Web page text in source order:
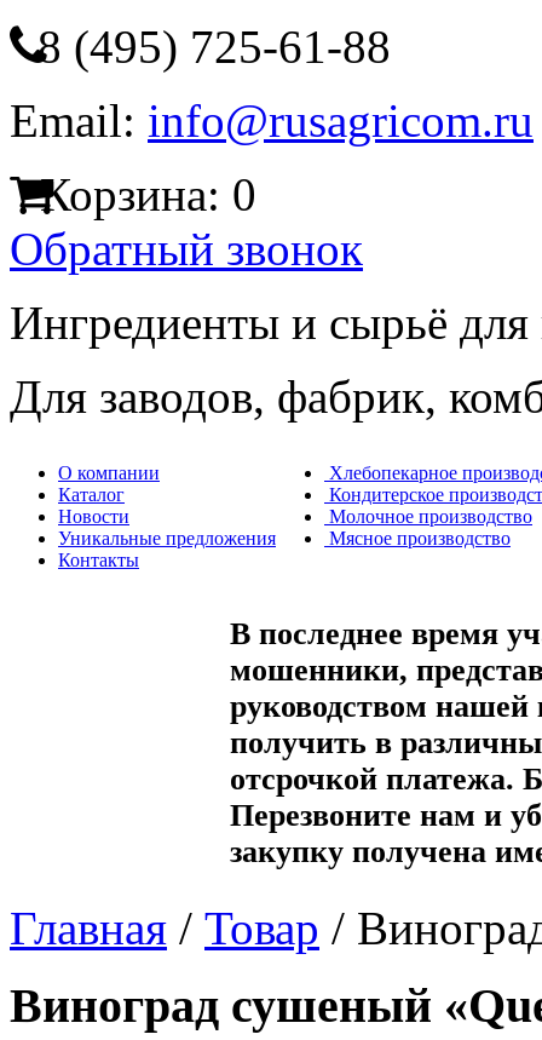
8 (495) 725-61-88
Email: info@rusagricom.ru
Корзина: 0
Обратный звонок
Ингредиенты и сырьё для
Для заводов, фабрик,
О компании
Каталог
Новости
Уникальные предложения
Контакты
Хлебопекарное
Кондитерское
Молочное производство
Мясное производство
В последнее время
мошенники,
руководством
получить в
отсрочкой платежа.
Перезвоните нам и
закупку получена
Главная / Товар /
Виноград сушеный